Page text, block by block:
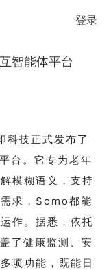
登录
智能体平台
科技正式发布了
台。它专为老年
模糊语义，支持
求，Somo都能
作。据悉，依托
了健康监测、安
项功能，既能日